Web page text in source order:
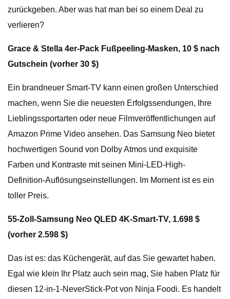
zurückgeben. Aber was hat man bei so einem Deal zu
verlieren?
Grace & Stella 4er-Pack Fußpeeling-Masken, 10 $ nach
Gutschein (vorher 30 $)
Ein brandneuer Smart-TV kann einen großen Unterschied
machen, wenn Sie die neuesten Erfolgssendungen, Ihre
Lieblingssportarten oder neue Filmveröffentlichungen auf
Amazon Prime Video ansehen. Das Samsung Neo bietet
hochwertigen Sound von Dolby Atmos und exquisite
Farben und Kontraste mit seinen Mini-LED-High-
Definition-Auflösungseinstellungen. Im Moment ist es ein
toller Preis.
55-Zoll-Samsung Neo QLED 4K-Smart-TV, 1.698 $
(vorher 2.598 $)
Das ist es: das Küchengerät, auf das Sie gewartet haben.
Egal wie klein Ihr Platz auch sein mag, Sie haben Platz für
diesen 12-in-1-NeverStick-Pot von Ninja Foodi. Es handelt